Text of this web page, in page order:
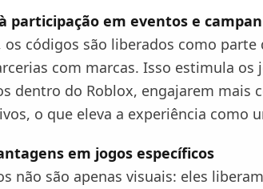
participação em eventos e
os códigos são liberados como parte
com marcas. Isso estimula os
dentro do Roblox, engajarem mais
o que eleva a experiência como
em jogos específicos
não são apenas visuais: eles